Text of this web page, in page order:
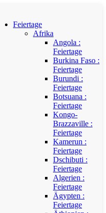
Feiertage
Afrika
Angola :
Feiertage
Burkina Faso :
Feiertage
Burundi :
Feiertage
Botsuana :
Feiertage
Kongo-
Brazzaville :
Feiertage
Kamerun :
Feiertage
Dschibuti :
Feiertage
Algerien :
Feiertage
Ägypten :
Feiertage